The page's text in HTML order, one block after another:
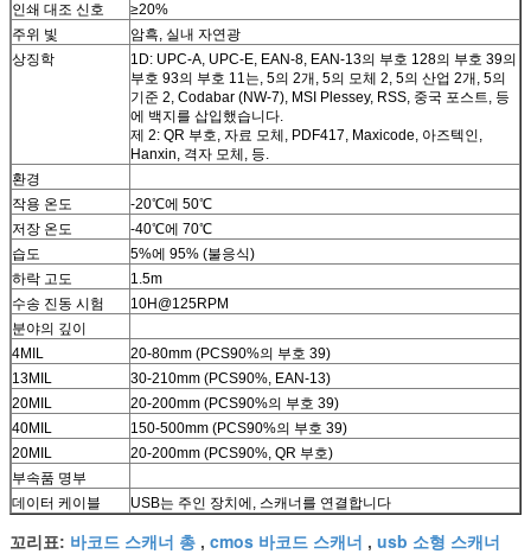
인쇄 대조 신호
≥20%
주위 빛
암흑, 실내 자연광
상징학
1D: UPC-A, UPC-E, EAN-8, EAN-13의 부호 128의 부호 39의
부호 93의 부호 11는, 5의 2개, 5의 모체 2, 5의 산업 2개, 5의
기준 2, Codabar (NW-7), MSI Plessey, RSS, 중국 포스트, 등
에 백지를 삽입했습니다.
제 2: QR 부호, 자료 모체, PDF417, Maxicode, 아즈텍인,
Hanxin, 격자 모체, 등.
환경
작용 온도
-20℃에 50℃
저장 온도
-40℃에 70℃
습도
5%에 95% (불응식)
하락 고도
1.5m
수송 진동 시험
10H@125RPM
분야의 깊이
4MIL
20-80mm (PCS90%의 부호 39)
13MIL
30-210mm (PCS90%, EAN-13)
20MIL
20-200mm (PCS90%의 부호 39)
40MIL
150-500mm (PCS90%의 부호 39)
20MIL
20-200mm (PCS90%, QR 부호)
부속품 명부
데이터 케이블
USB는 주인 장치에, 스캐너를 연결합니다
꼬리표: 바코드 스캐너 총 , cmos 바코드 스캐너 , usb 소형 스캐너